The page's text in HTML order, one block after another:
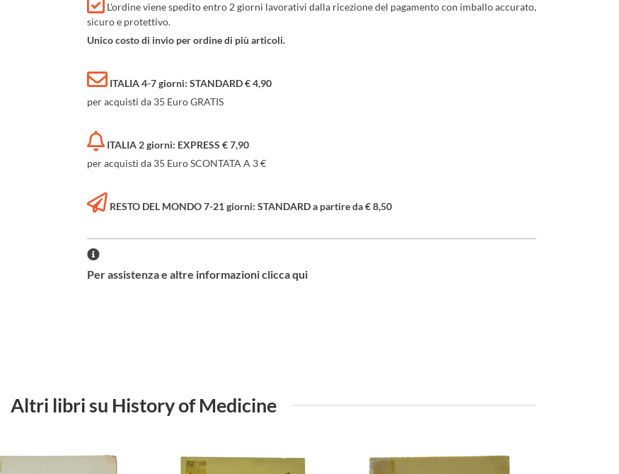
L'ordine viene spedito entro 2 giorni lavorativi dalla ricezione del pagamento con imballo accurato,
sicuro e protettivo.
Unico costo di invio per ordine di più articoli.
ITALIA 4-7 giorni: STANDARD € 4,90
per acquisti da 35 Euro GRATIS
ITALIA 2 giorni: EXPRESS € 7,90
per acquisti da 35 Euro SCONTATA A 3 €
RESTO DEL MONDO 7-21 giorni: STANDARD a partire da € 8,50
Per assistenza e altre informazioni clicca qui
Altri libri su History of Medicine